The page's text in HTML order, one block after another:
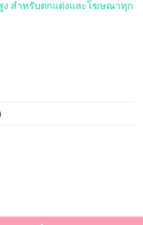
ง สำหรับตกแต่งและโฆษณาทุก